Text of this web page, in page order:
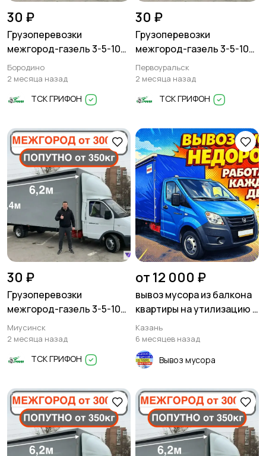
30 ₽
Грузоперевозки
межгород-газель 3-5-10
тонн
Бородино
2 месяца назад
ТСК ГРИФОН
30 ₽
Грузоперевозки
межгород-газель 3-5-10
тонн
Первоуральск
2 месяца назад
ТСК ГРИФОН
30 ₽
Грузоперевозки
межгород-газель 3-5-10
тонн
Миусинск
2 месяца назад
ТСК ГРИФОН
от 12 000 ₽
вывоз мусора из балкона
квартиры на утилизацию в
казани
Казань
6 месяцев назад
Вывоз мусора